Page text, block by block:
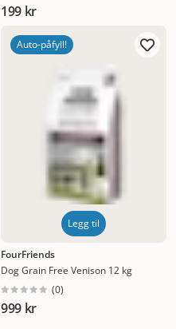
199 kr
Auto-påfyll!
Legg til
FourFriends
Dog Grain Free Venison 12 kg
(0)
999 kr